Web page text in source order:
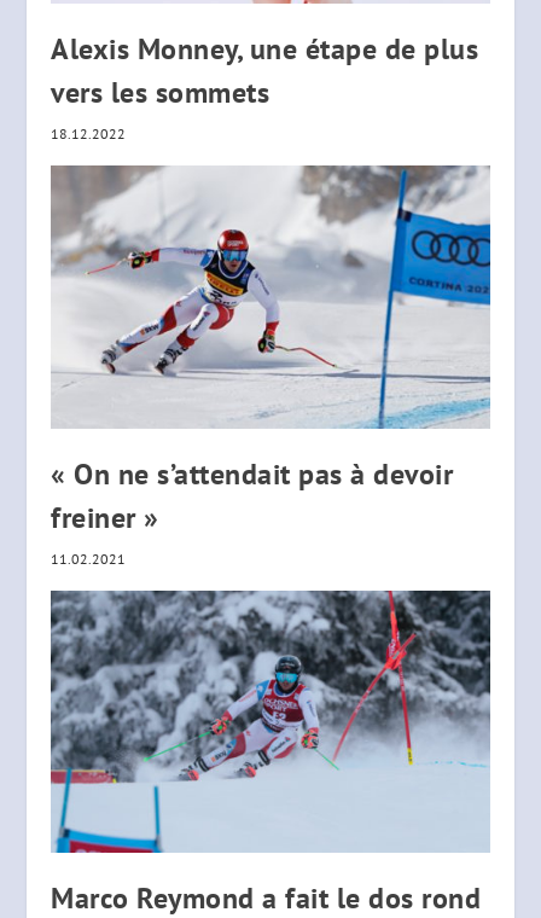
Alexis Monney, une étape de plus
vers les sommets
18.12.2022
« On ne s’attendait pas à devoir
freiner »
11.02.2021
Marco Reymond a fait le dos rond